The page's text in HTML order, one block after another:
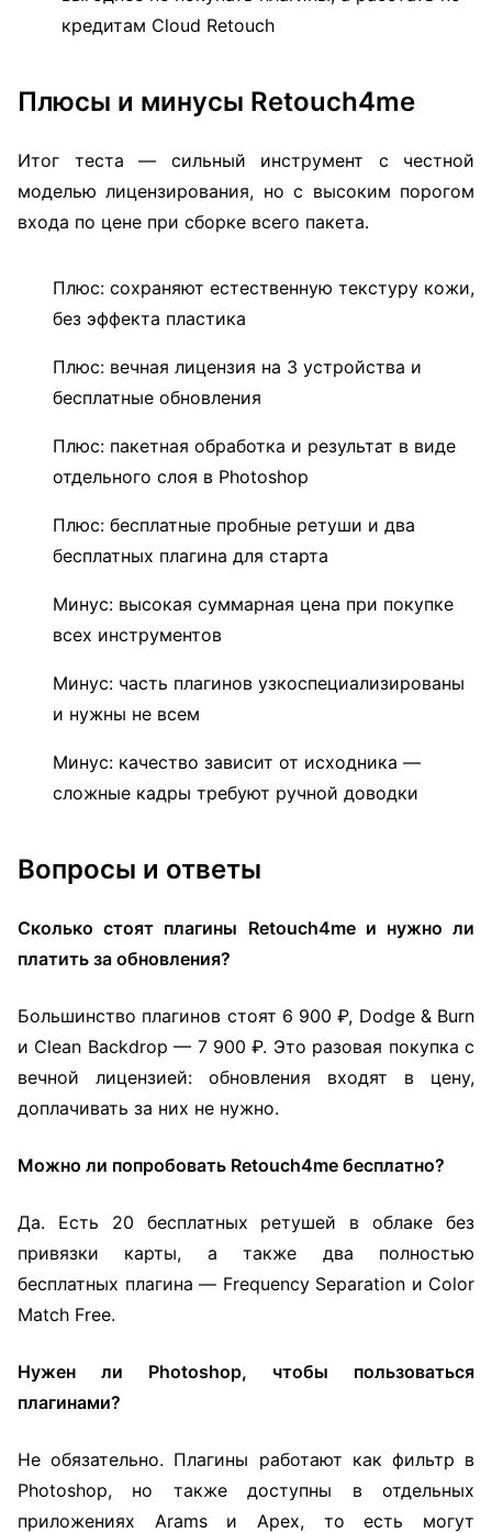
кредитам Cloud Retouch
Плюсы и минусы Retouch4me
Итог теста — сильный инструмент с честной
моделью лицензирования, но с высоким порогом
входа по цене при сборке всего пакета.
Плюс: сохраняют естественную текстуру кожи,
без эффекта пластика
Плюс: вечная лицензия на 3 устройства и
бесплатные обновления
Плюс: пакетная обработка и результат в виде
отдельного слоя в Photoshop
Плюс: бесплатные пробные ретуши и два
бесплатных плагина для старта
Минус: высокая суммарная цена при покупке
всех инструментов
Минус: часть плагинов узкоспециализированы
и нужны не всем
Минус: качество зависит от исходника —
сложные кадры требуют ручной доводки
Вопросы и ответы
Сколько стоят плагины Retouch4me и нужно ли
платить за обновления?
Большинство плагинов стоят 6 900 ₽, Dodge & Burn
и Clean Backdrop — 7 900 ₽. Это разовая покупка с
вечной лицензией: обновления входят в цену,
доплачивать за них не нужно.
Можно ли попробовать Retouch4me бесплатно?
Да. Есть 20 бесплатных ретушей в облаке без
привязки карты, а также два полностью
бесплатных плагина — Frequency Separation и Color
Match Free.
Нужен ли Photoshop, чтобы пользоваться
плагинами?
Не обязательно. Плагины работают как фильтр в
Photoshop, но также доступны в отдельных
приложениях Arams и Apex, то есть могут